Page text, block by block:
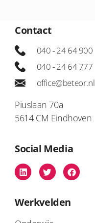
Contact
040 - 24 64 900
040 - 24 64 777
office@beteor.nl
Piuslaan 70a
5614 CM Eindhoven
Social Media
Werkvelden